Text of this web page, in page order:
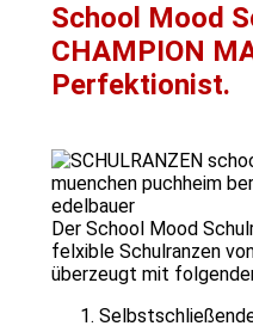
School Mood
CHAMPION
Perfektionist.
Der School Mood
felxible Schulranzen
überzeugt mit